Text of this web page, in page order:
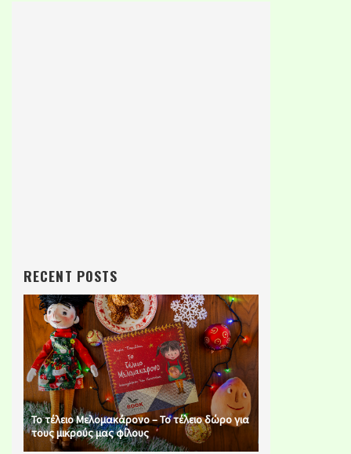
RECENT POSTS
Το τέλειο Μελομακάρονο – Το τέλειο δώρο για
τους μικρούς μας φίλους